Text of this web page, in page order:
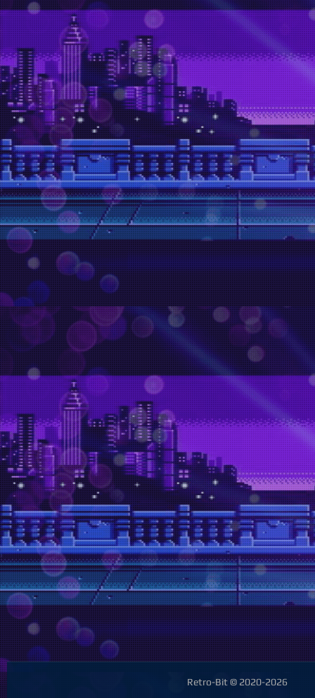
Retro-Bit © 2020-2026